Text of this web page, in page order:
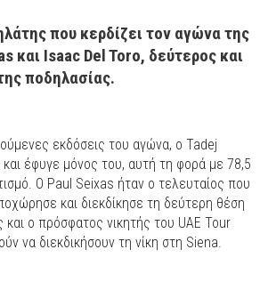
που κερδίζει τον αγώνα της
και Isaac Del Toro, δεύτερος και
ποδηλασίας.
εκδόσεις του αγώνα, ο Tadej
έφυγε μόνος του, αυτή τη φορά με 78,5
Ο Paul Seixas ήταν ο τελευταίος που
και διεκδίκησε τη δεύτερη θέση
ο πρόσφατος νικητής του UAE Tour
να διεκδικήσουν τη νίκη στη Siena.